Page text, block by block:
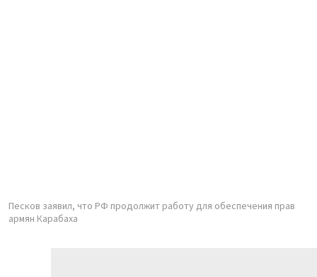
Песков заявил, что РФ продолжит работу для обеспечения прав
армян Карабаха